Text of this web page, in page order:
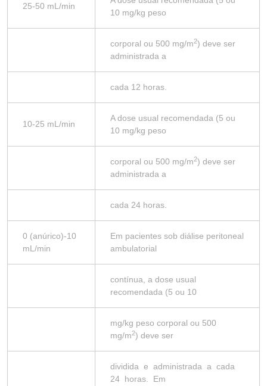
25-50 mL/min
10 mg/kg peso
corporal ou 500 mg/m2) deve ser
administrada a
cada 12 horas.
10-25 mL/min
A dose usual recomendada (5 ou
10 mg/kg peso
corporal ou 500 mg/m2) deve ser
administrada a
cada 24 horas.
0 (anúrico)-10
mL/min
Em pacientes sob diálise peritoneal
ambulatorial
contínua, a dose usual
recomendada (5 ou 10
mg/kg peso corporal ou 500
mg/m2) deve ser
dividida e administrada a cada
24 horas. Em